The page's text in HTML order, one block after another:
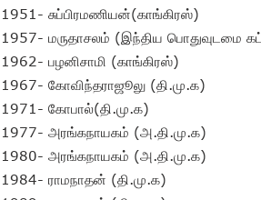
1951- சுப்பிரமணியன்(காங்கிரஸ்)
1957- மருதாசலம் (இந்திய பொதுவுடமை
1962- பழனிசாமி (காங்கிரஸ்)
1967- கோவிந்தராஜூலு (தி.மு.க)
1971- கோபால்(தி.மு.க)
1977- அரங்கநாயகம் (அ.தி.மு.க)
1980- அரங்கநாயகம் (அ.தி.மு.க)
1984- ராமநாதன் (தி.மு.க)